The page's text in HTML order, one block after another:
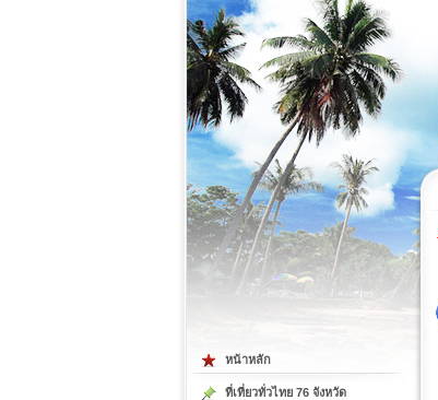
ที่เที่ยวภาคใต้
หน้าหลัก
ที่เที่ยวทั่วไทย 76 จังหวัด